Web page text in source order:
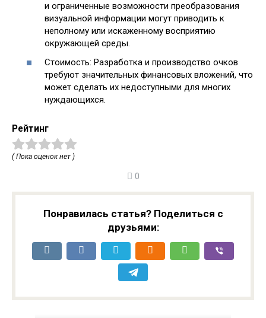
и ограниченные возможности преобразования
визуальной информации могут приводить к
неполному или искаженному восприятию
окружающей среды.
Стоимость: Разработка и производство очков
требуют значительных финансовых вложений, что
может сделать их недоступными для многих
нуждающихся.
Рейтинг
( Пока оценок нет )
0
Понравилась статья? Поделиться с
друзьями: